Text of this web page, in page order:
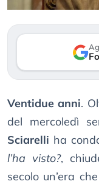
Ventidue anni.
del mercoledì
Sciarelli ha
l’ha visto?,
secolo un’era